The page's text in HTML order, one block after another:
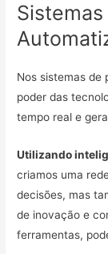
Nos sistemas de
poder das
tempo real e
Utilizando
criamos uma
decisões, mas
de inovação e
ferramentas,